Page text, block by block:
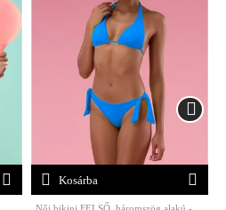
Kosárba